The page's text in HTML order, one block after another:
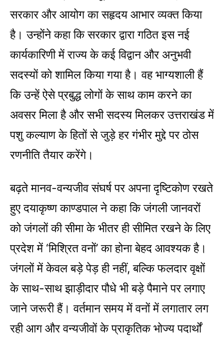
सरकार और आयोग का सहृदय आभार व्यक्त किया
है। उन्होंने कहा कि सरकार द्वारा गठित इस नई
कार्यकारिणी में राज्य के कई विद्वान और अनुभवी
सदस्यों को शामिल किया गया है। वह भाग्यशाली हैं
कि उन्हें ऐसे प्रबुद्ध लोगों के साथ काम करने का
अवसर मिला है और सभी सदस्य मिलकर उत्तराखंड में
पशु कल्याण के हितों से जुड़े हर गंभीर मुद्दे पर ठोस
रणनीति तैयार करेंगे।
बढ़ते मानव-वन्यजीव संघर्ष पर अपना दृष्टिकोण रखते
हुए दयाकृष्ण काण्डपाल ने कहा कि जंगली जानवरों
को जंगलों की सीमा के भीतर ही सीमित रखने के लिए
प्रदेश में ‘मिश्रित वनों’ का होना बेहद आवश्यक है।
जंगलों में केवल बड़े पेड़ ही नहीं, बल्कि फलदार वृक्षों
के साथ-साथ झाड़ीदार पौधे भी बड़े पैमाने पर लगाए
जाने जरूरी हैं। वर्तमान समय में वनों में लगातार लग
रही आग और वन्यजीवों के प्राकृतिक भोज्य पदार्थों